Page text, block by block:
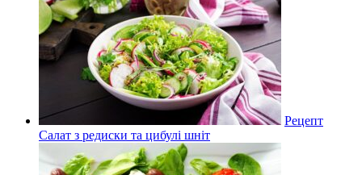
Рецепт
Салат з редиски та цибулі шніт